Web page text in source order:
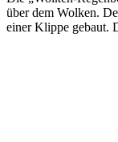
über dem Wolken.
einer Klippe gebaut.